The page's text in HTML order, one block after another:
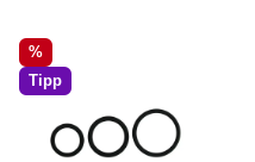
Rabatt
%
Tipp